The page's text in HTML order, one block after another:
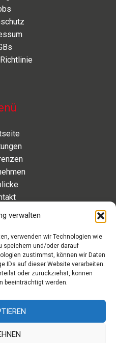
verwalten
verwenden wir Technologien wie
speichern und/oder darauf
zustimmst, können wir Daten
IDs auf dieser Website verarbeiten.
oder zurückziehst, können
beeinträchtigt werden.
Hannover Deutschland
89 880 494
89 880 495